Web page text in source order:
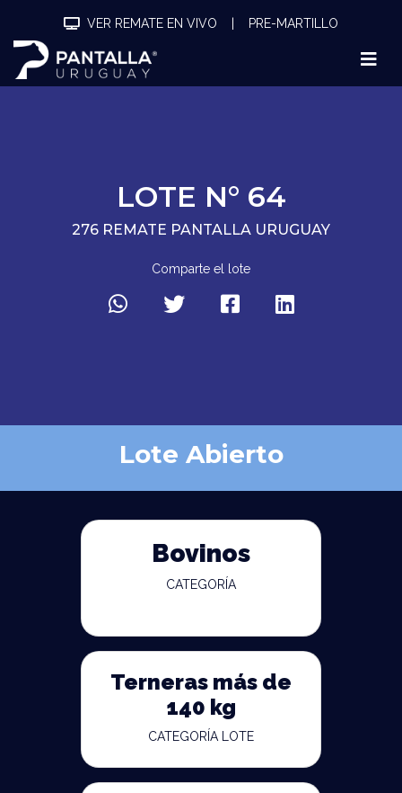
VER REMATE EN VIVO PRE-MARTILLO
LOTE N° 64
276 REMATE PANTALLA URUGUAY
Comparte el lote
Lote Abierto
Bovinos
CATEGORÍA
Terneras más de
140 kg
CATEGORÍA LOTE